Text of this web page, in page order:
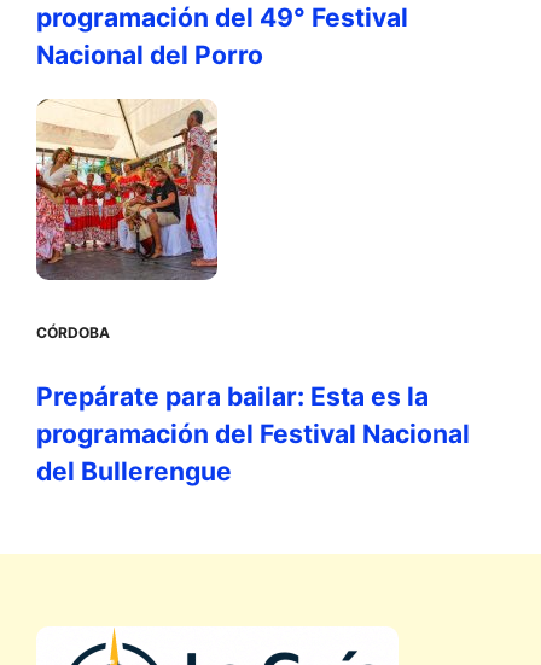
programación del 49° Festival
Nacional del Porro
CÓRDOBA
Prepárate para bailar: Esta es la
programación del Festival Nacional
del Bullerengue